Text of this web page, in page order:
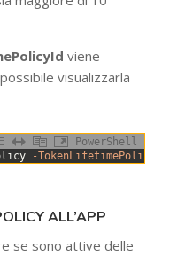
viene
visualizzarla
PowerShell
-TokenLifetimePolicyId
ALL’APP
se sono attive delle